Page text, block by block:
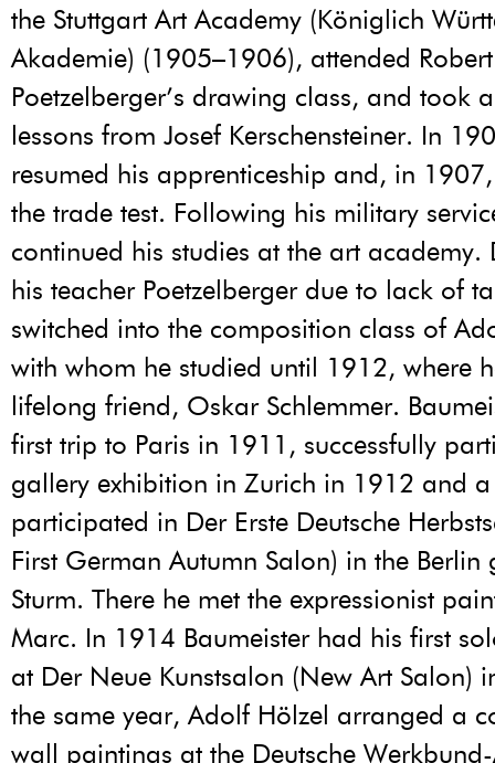
the Stuttgart Art Academy (Königlich
Akademie) (1905–1906), attended Robert
Poetzelberger’s drawing class, and took
lessons from Josef Kerschensteiner. In
resumed his apprenticeship and, in
the trade test. Following his military
continued his studies at the art academy.
his teacher Poetzelberger due to lack of
switched into the composition class of
with whom he studied until 1912, where
lifelong friend, Oskar Schlemmer.
first trip to Paris in 1911, successfully
gallery exhibition in Zurich in 1912 and
participated in Der Erste Deutsche
First German Autumn Salon) in the Berlin
Sturm. There he met the expressionist
Marc. In 1914 Baumeister had his first
at Der Neue Kunstsalon (New Art Salon)
the same year, Adolf Hölzel arranged a
wall paintings at the Deutsche